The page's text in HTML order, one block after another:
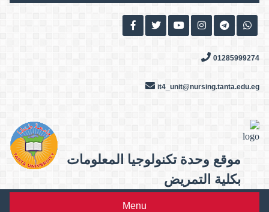
content
01285999274
it4_unit@nursing.tanta.edu.eg
موقع وحدة تكنولوجيا المعلومات
بكلية التمريض
Menu